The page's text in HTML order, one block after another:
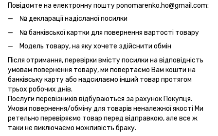
Повідомте на електронну пошту ponomarenko.ho@gmail.com:
№ декларації надісланої посилки
№ банківської картки для повернення вартості товару
Модель товару, на яку хочете здійснити обмін
Після отримання, перевірки вмісту посилки на відповідність
умовам повернення товару, ми повертаємо Вам кошти на
банківську карту або надсилаємо інший товар протягом
трьох робочих днів.
Послуги перевізників відбуваються за рахунок Покупця.
Умови повернення/обміну для товарів неналежної якості Ми
ретельно перевіряємо товар перед відправкою, але все ж
таки не виключаємо можливість браку.